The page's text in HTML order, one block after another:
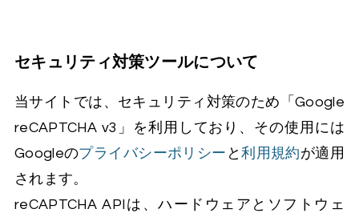
セキュリティ対策ツールについて
当サイトでは、セキュリティ対策のため「Google
reCAPTCHA v3」を利用しており、その使用には
Googleのプライバシーポリシー と利用規約が適用
されます。
reCAPTCHA APIは、ハードウェアとソフトウェ